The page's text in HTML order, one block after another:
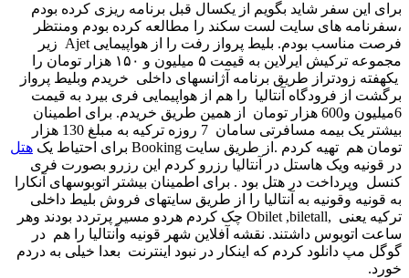
برای این سفر شاید بگویم از یکسال قبل برنامه ریزی کرده بودم
،سفرنامه های سایت لست سکند را مطالعه کرده بودم ومنتظر
فرصت مناسب بودم. بلیط پرواز رفت را از هواپیمایی Ajet زیر
مجموعه ترکیش ایرلاین به قیمت ۵ میلیون و ۱۵۰ هزار تومان را
یکهفته زودتراز طریق برنامه آژانسهای داخلی خریدم وبلیط پرواز
برگشت از فرودگاه آنتالیا را هم از هواپیمایی فری بیرد به قیمت
6میلیون و600 هزار تومان از همین طریق خریدم. برای اطمینان
بیشتر یک بیمه مسافرتی سامان 7 روزه ترکیه به مبلغ 130 هزار
تومان هم تهیه کردم .از طریق سایت Booking برای احتیاط یک
هتل
در قونیه ویک هاستل در آنتالیا رزرو کردم این رزرو بصورت فری
کنسل وپرداخت در هتل بود . برای اطمینان بیشتر اتوبوسهای آنکارا
به قونیه وقونیه به آنتالیا را از طریق سایتهای فروش بلیط داخلی
ترکیه یعنی ,Obilet ,biletall چک کردم هردو مسیر پرتردد بودند وهر
ساعت اتوبوس داشتند. نقشه آفلاین شهر قونیه وآنتالیا را هم در
گوگل مپ دانلود کردم که اینکار در نبود اینترنت بعدا خیلی به دردم
خورد.